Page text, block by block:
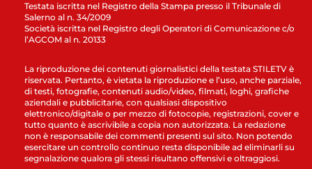
Testata iscritta nel Registro della Stampa presso il Tribunale di
Salerno al n. 34/2009
Società iscritta nel Registro degli Operatori di Comunicazione c/o
l’AGCOM al n. 20133
La riproduzione dei contenuti giornalistici della testata STILETV è
riservata. Pertanto, è vietata la riproduzione e l’uso, anche parziale,
di testi, fotografie, contenuti audio/video, filmati, loghi, grafiche
aziendali e pubblicitarie, con qualsiasi dispositivo
elettronico/digitale o per mezzo di fotocopie, registrazioni, cover e
tutto quanto è ascrivibile a copia non autorizzata. La redazione
non è responsabile dei commenti presenti sul sito. Non potendo
esercitare un controllo continuo resta disponibile ad eliminarli su
segnalazione qualora gli stessi risultano offensivi e oltraggiosi.